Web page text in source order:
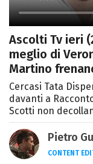
Ascolti Tv ieri
meglio di
Martino
Cercasi Tata
davanti a
Scotti non
Pietro
CONTENT